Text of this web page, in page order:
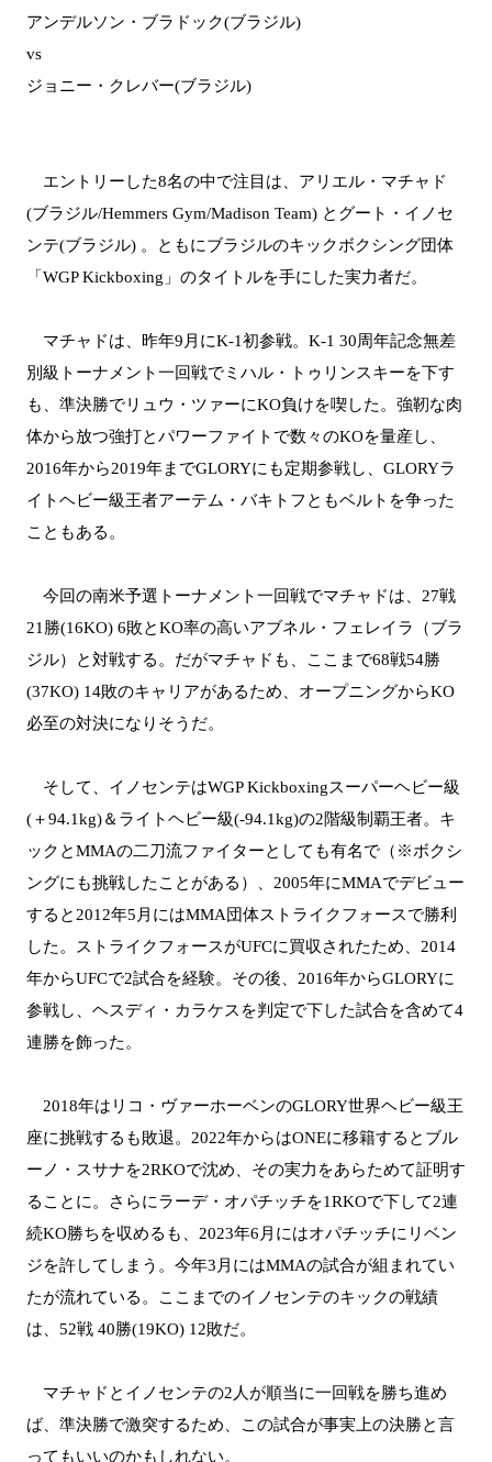
アンデルソン・ブラドック(ブラジル)
vs
ジョニー・クレバー(ブラジル)
エントリーした8名の中で注目は、アリエル・マチャド
(ブラジル/Hemmers Gym/Madison Team) とグート・イノセ
ンテ(ブラジル) 。ともにブラジルのキックボクシング団体
「WGP Kickboxing」のタイトルを手にした実力者だ。
マチャドは、昨年9月にK-1初参戦。K-1 30周年記念無差
別級トーナメント一回戦でミハル・トゥリンスキーを下す
も、準決勝でリュウ・ツァーにKO負けを喫した。強靭な肉
体から放つ強打とパワーファイトで数々のKOを量産し、
2016年から2019年までGLORYにも定期参戦し、GLORYラ
イトヘビー級王者アーテム・バキトフともベルトを争った
こともある。
今回の南米予選トーナメント一回戦でマチャドは、27戦
21勝(16KO) 6敗とKO率の高いアブネル・フェレイラ（ブラ
ジル）と対戦する。だがマチャドも、ここまで68戦54勝
(37KO) 14敗のキャリアがあるため、オープニングからKO
必至の対決になりそうだ。
そして、イノセンテはWGP Kickboxingスーパーヘビー級
(＋94.1kg)＆ライトヘビー級(-94.1kg)の2階級制覇王者。キ
ックとMMAの二刀流ファイターとしても有名で（※ボクシ
ングにも挑戦したことがある）、2005年にMMAでデビュー
すると2012年5月にはMMA団体ストライクフォースで勝利
した。ストライクフォースがUFCに買収されたため、2014
年からUFCで2試合を経験。その後、2016年からGLORYに
参戦し、ヘスディ・カラケスを判定で下した試合を含めて4
連勝を飾った。
2018年はリコ・ヴァーホーベンのGLORY世界ヘビー級王
座に挑戦するも敗退。2022年からはONEに移籍するとブル
ーノ・スサナを2RKOで沈め、その実力をあらためて証明す
ることに。さらにラーデ・オパチッチを1RKOで下して2連
続KO勝ちを収めるも、2023年6月にはオパチッチにリベン
ジを許してしまう。今年3月にはMMAの試合が組まれてい
たが流れている。ここまでのイノセンテのキックの戦績
は、52戦 40勝(19KO) 12敗だ。
マチャドとイノセンテの2人が順当に一回戦を勝ち進め
ば、準決勝で激突するため、この試合が事実上の決勝と言
ってもいいのかもしれない。